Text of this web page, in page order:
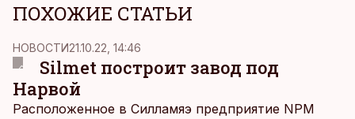
ПОХОЖИЕ СТАТЬИ
НОВОСТИ21.10.22, 14:46
Silmet построит завод под
Нарвой
Расположенное в Силламяэ предприятие NPM